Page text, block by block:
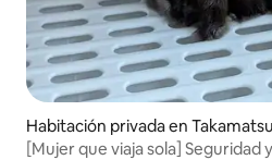
Habitación privada en Takamatsu
[Mujer que viaja sola] Seguridad